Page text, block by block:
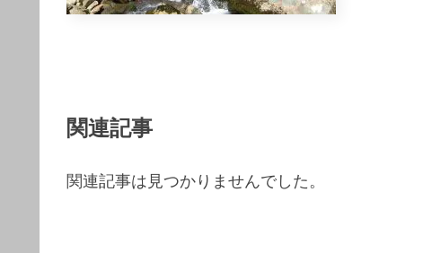
関連記事
関連記事は見つかりませんでした。